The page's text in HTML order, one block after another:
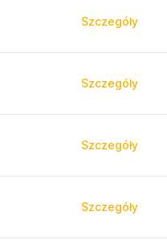
Szczegóły
Szczegóły
Szczegóły
Szczegóły